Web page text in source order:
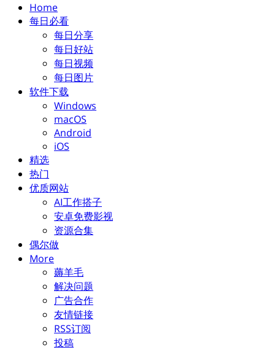
Home
每日必看
每日分享
每日好站
每日视频
每日图片
软件下载
Windows
macOS
Android
iOS
精选
热门
优质网站
AI工作搭子
安卓免费影视
资源合集
偶尔做
More
薅羊毛
解决问题
广告合作
友情链接
RSS订阅
投稿